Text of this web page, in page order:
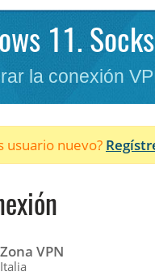
11.
la conexión
usuario nuevo?
Zona VPN
Italia